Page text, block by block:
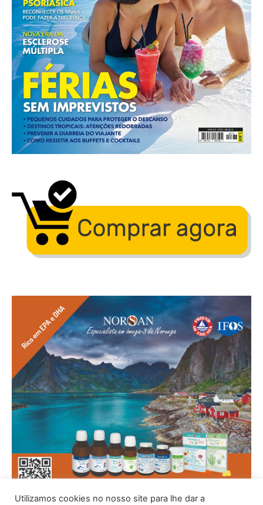
Utilizamos cookies no nosso site para lhe dar a